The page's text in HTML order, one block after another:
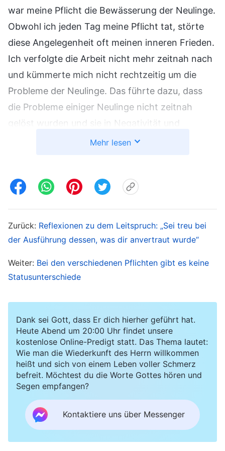
war meine Pflicht die Bewässerung der Neulinge.
Obwohl ich jeden Tag meine Pflicht tat, störte
diese Angelegenheit oft meinen inneren Frieden.
Ich verfolgte die Arbeit nicht mehr zeitnah nach
und kümmerte mich nicht rechtzeitig um die
Probleme der Neulinge. Das führte dazu, dass
die Probleme einiger Neulinge nicht zeitnah
gelöst wurden und sie in Negativität und
Schwäche lebten. Als ich sah, dass ich meine
konnte. Stattdessen dachte ich sogar: „Wenn es
Wenn ich entlassen werde, kann ich vielleicht zu
meinem Sohn zurückgehen und ihm beim
einem falschen Zustand lebte, tat ich meine
Pflicht ohne die Leitung des Heiligen Geistes,
bekam eine negative Haltung und war zutiefst
unglücklich. Da betete ich zu Gott: „O Gott,
ständig will ich nach Hause, um mich um meine
Schwiegertochter und meinen Enkel zu
kümmern. Ich fürchte, wenn ich jetzt nicht gehe,
wird sich niemand um mich kümmern, wenn ich
solchen Zustand zu leben. Bitte erleuchte und
führe mich, damit ich die Wahrheit verstehe und
meine eigenen Probleme erkenne.“ Nach dem
Mehr lesen
Zurück: Reflexionen zu dem Leitspruch: „Sei treu bei
der Ausführung dessen, was dir anvertraut wurde“
Weiter: Bei den verschiedenen Pflichten gibt es keine
Statusunterschiede
Dank sei Gott, dass Er dich hierher geführt hat.
Heute Abend um 20:00 Uhr findet unsere
kostenlose Online-Predigt statt. Das Thema lautet:
Wie man die Wiederkunft des Herrn willkommen
heißt und sich von einem Leben voller Schmerz
befreit. Möchtest du die Worte Gottes hören und
Segen empfangen?
Kontaktiere uns über Messenger